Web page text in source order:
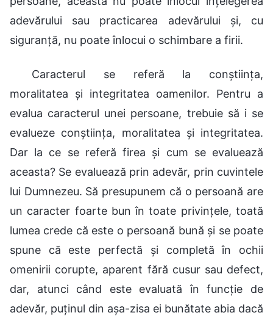
adevărului sau practicarea adevărului și, cu
siguranță, nu poate înlocui o schimbare a firii.
Caracterul se referă la conștiința,
moralitatea și integritatea oamenilor. Pentru a
evalua caracterul unei persoane, trebuie să i se
evalueze conștiința, moralitatea și integritatea.
Dar la ce se referă firea și cum se evaluează
aceasta? Se evaluează prin adevăr, prin cuvintele
lui Dumnezeu. Să presupunem că o persoană are
un caracter foarte bun în toate privințele, toată
lumea crede că este o persoană bună și se poate
spune că este perfectă și completă în ochii
omenirii corupte, aparent fără cusur sau defect,
dar, atunci când este evaluată în funcție de
adevăr, puținul din așa-zisa ei bunătate abia dacă